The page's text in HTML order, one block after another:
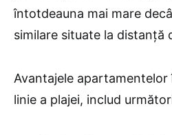
întotdeauna mai mare
similare situate la distanță
Avantajele
linie a plajei, includ